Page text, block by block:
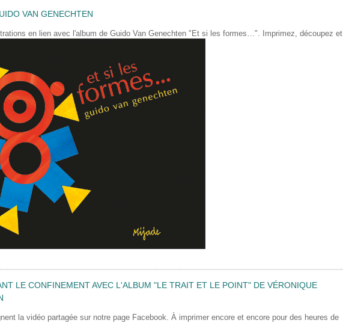
VAN GENECHTEN
en lien avec l'album de Guido Van Genechten "Et si les formes…". Imprimez, découpez et
LE CONFINEMENT AVEC L'ALBUM "LE TRAIT ET LE POINT" DE VÉRONIQUE
la vidéo partagée sur notre page Facebook. À imprimer encore et encore pour des heures de